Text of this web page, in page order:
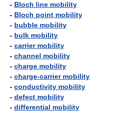
- Bloch line mobility
- Bloch point mobility
- bubble mobility
- bulk mobility
- carrier mobility
- channel mobility
- charge mobility
- charge-carrier mobility
- conductivity mobility
- defect mobility
- differential mobility